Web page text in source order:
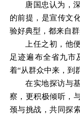
唐国忠认为，
的前提，是宣传文
验好典型，都来自
上任之初，他
足迹遍布全省九市
着“从群众中来，到
在实地探访与
察，更积极倾听，
颈与挑战，共同探